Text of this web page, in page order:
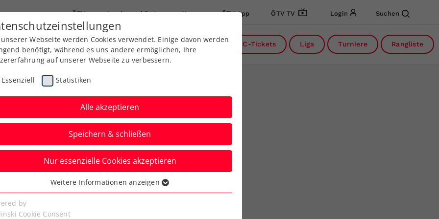
ÖTV Landesverbände News ÖTV App ÖTV TV Login Suchen
Ausbildung Services Über uns DC-Tickets Liga Turniere Rangliste
und italienischer
Webseite werden Cookies verwendet. Einige davon werden
benötigt, während es uns andere ermöglichen, Ihre
auf unserer Webseite zu verbessern.
Essenziell Statistiken
Alle akzeptieren
Speichern & schließen
Nur essenzielle Cookies akzeptieren
Cookies werden für grundlegende Funktionen der
benötigt. Dadurch ist gewährleistet, dass die Webseite
Weitere Informationen anzeigen
by
Cookie Consent